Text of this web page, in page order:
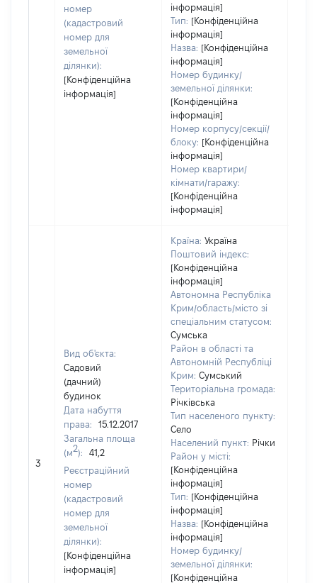
номер
(кадастровий
номер для
земельної
ділянки):
[Конфіденційна
інформація]
інформація]
Тип: [Конфіденційна
інформація]
Назва: [Конфіденційна
інформація]
Номер будинку/
земельної ділянки:
[Конфіденційна
інформація]
Номер корпусу/секції/
блоку: [Конфіденційна
інформація]
Номер квартири/
кімнати/гаражу:
[Конфіденційна
інформація]
3
Вид об'єкта:
Садовий
(дачний)
будинок
Дата набуття
права:
15.12.2017
Загальна площа
(м2):
41,2
Реєстраційний
номер
(кадастровий
номер для
земельної
ділянки):
[Конфіденційна
інформація]
Країна: Україна
Поштовий індекс:
[Конфіденційна
інформація]
Автономна Республіка
Крим/область/місто зі
спеціальним статусом:
Сумська
Район в області та
Автономній Республіці
Крим: Сумський
Територіальна громада:
Річківська
Тип населеного пункту:
Село
Населений пункт: Річки
Район у місті:
[Конфіденційна
інформація]
Тип: [Конфіденційна
інформація]
Назва: [Конфіденційна
інформація]
Номер будинку/
земельної ділянки:
[Конфіденційна